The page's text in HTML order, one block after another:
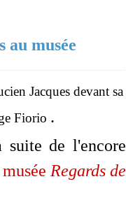
au musée
Jacques devant sa
Fiorio .
de l'encore
Regards de